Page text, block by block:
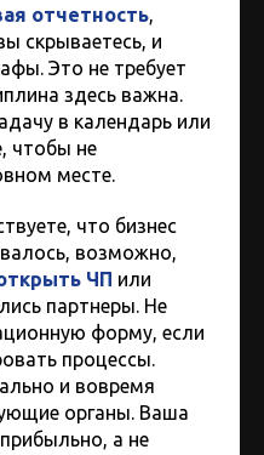
отчетность,
скрываетесь, и
Это не требует
здесь важна.
в календарь или
чтобы не
месте.
что бизнес
возможно,
ЧП или
партнеры. Не
форму, если
процессы.
и вовремя
органы. Ваша
а не